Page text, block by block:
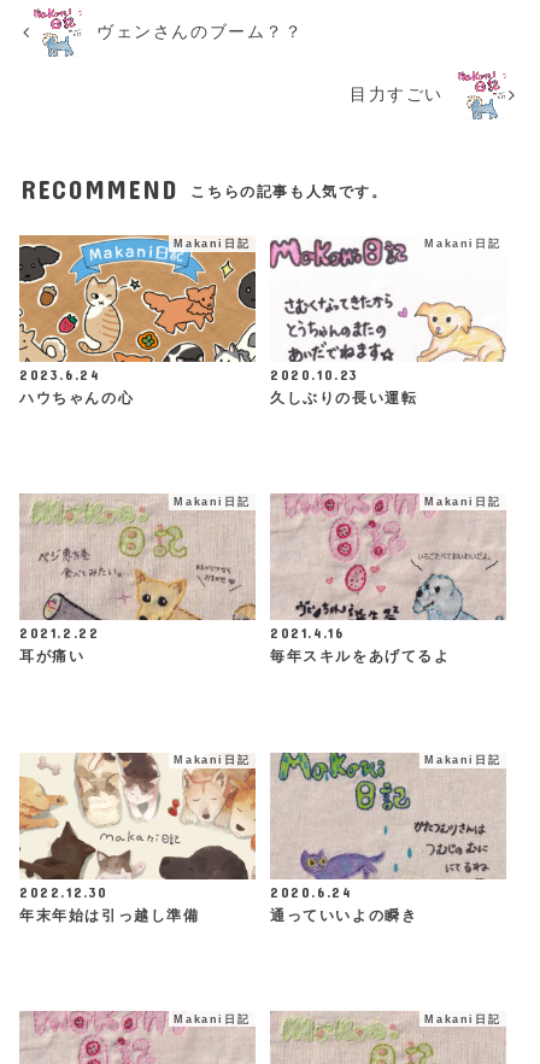
ヴェンさんのブーム？？
目力すごい
RECOMMEND こちらの記事も人気です。
Makani日記
2023.6.24
ハウちゃんの心
Makani日記
2020.10.23
久しぶりの長い運転
Makani日記
2021.2.22
耳が痛い
Makani日記
2021.4.16
毎年スキルをあげてるよ
Makani日記
2022.12.30
年末年始は引っ越し準備
Makani日記
2020.6.24
通っていいよの瞬き
Makani日記 Makani日記